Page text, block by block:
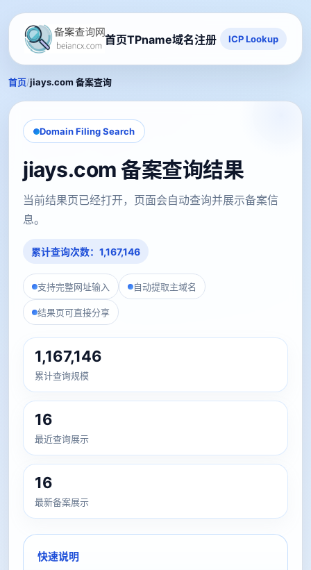
首页TPname域名注册 ICP Lookup
首页/jiays.com 备案查询
Domain Filing Search
jiays.com 备案查询结果
当前结果页已经打开，页面会自动查询并展示备案信
息。
累计查询次数：1,167,146
支持完整网址输入 自动提取主域名
结果页可直接分享
1,167,146
累计查询规模
16
最近查询展示
16
最新备案展示
快速说明